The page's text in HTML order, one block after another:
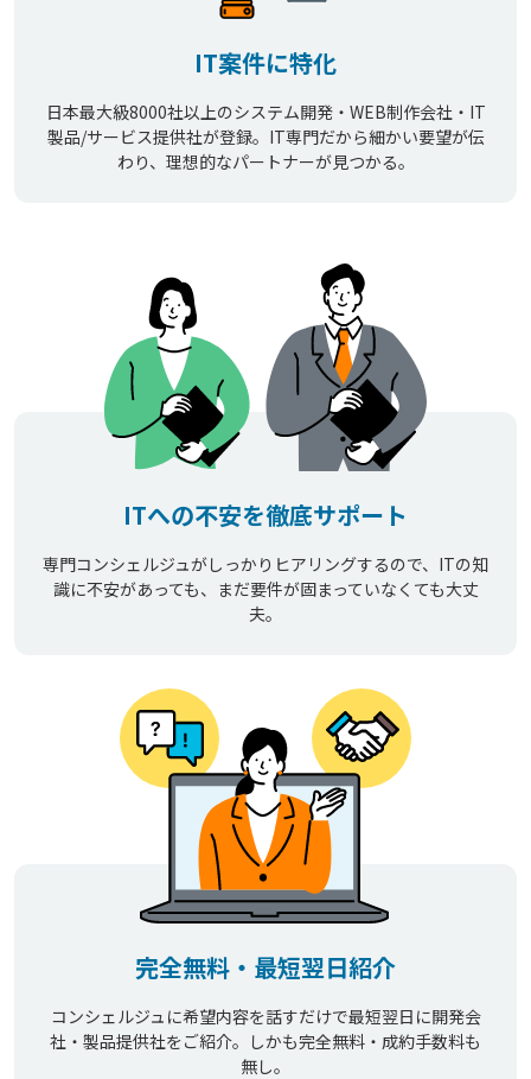
IT案件に特化
日本最大級8000社以上のシステム開発・WEB制作会社・IT
製品/サービス提供社が登録。IT専門だから細かい要望が伝
わり、理想的なパートナーが見つかる。
ITへの不安を徹底サポート
専門コンシェルジュがしっかりヒアリングするので、ITの知
識に不安があっても、まだ要件が固まっていなくても大丈
夫。
完全無料・最短翌日紹介
コンシェルジュに希望内容を話すだけで最短翌日に開発会
社・製品提供社をご紹介。しかも完全無料・成約手数料も
無し。